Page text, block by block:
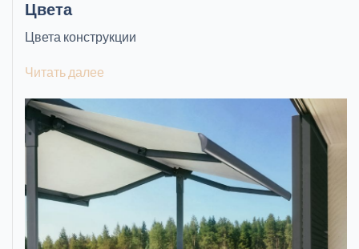
Фасадные ламели
Цвета
Цвета конструкции
Читать далее